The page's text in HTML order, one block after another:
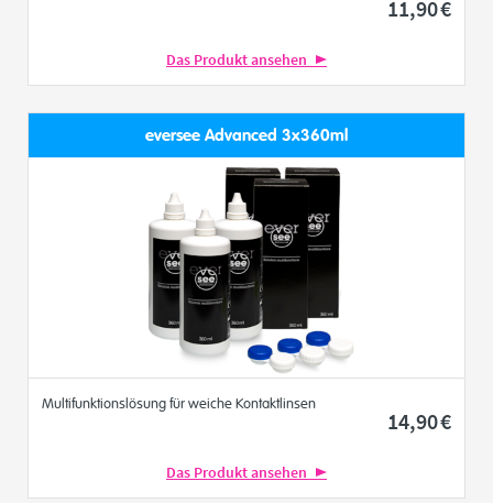
11,90€
Das Produkt ansehen
eversee Advanced 3x360ml
Multifunktionslösung für weiche Kontaktlinsen
14,90€
Das Produkt ansehen